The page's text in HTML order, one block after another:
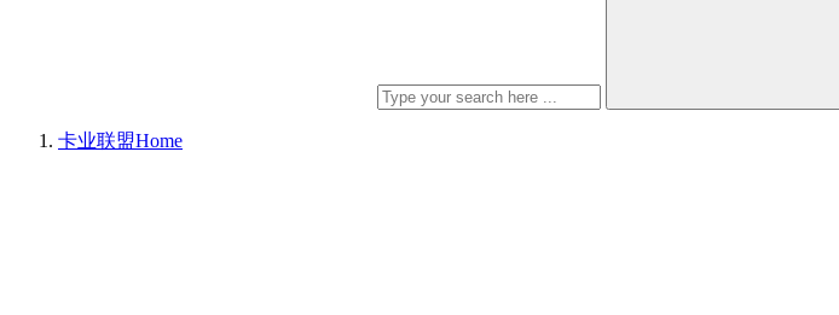
卡业联盟Home